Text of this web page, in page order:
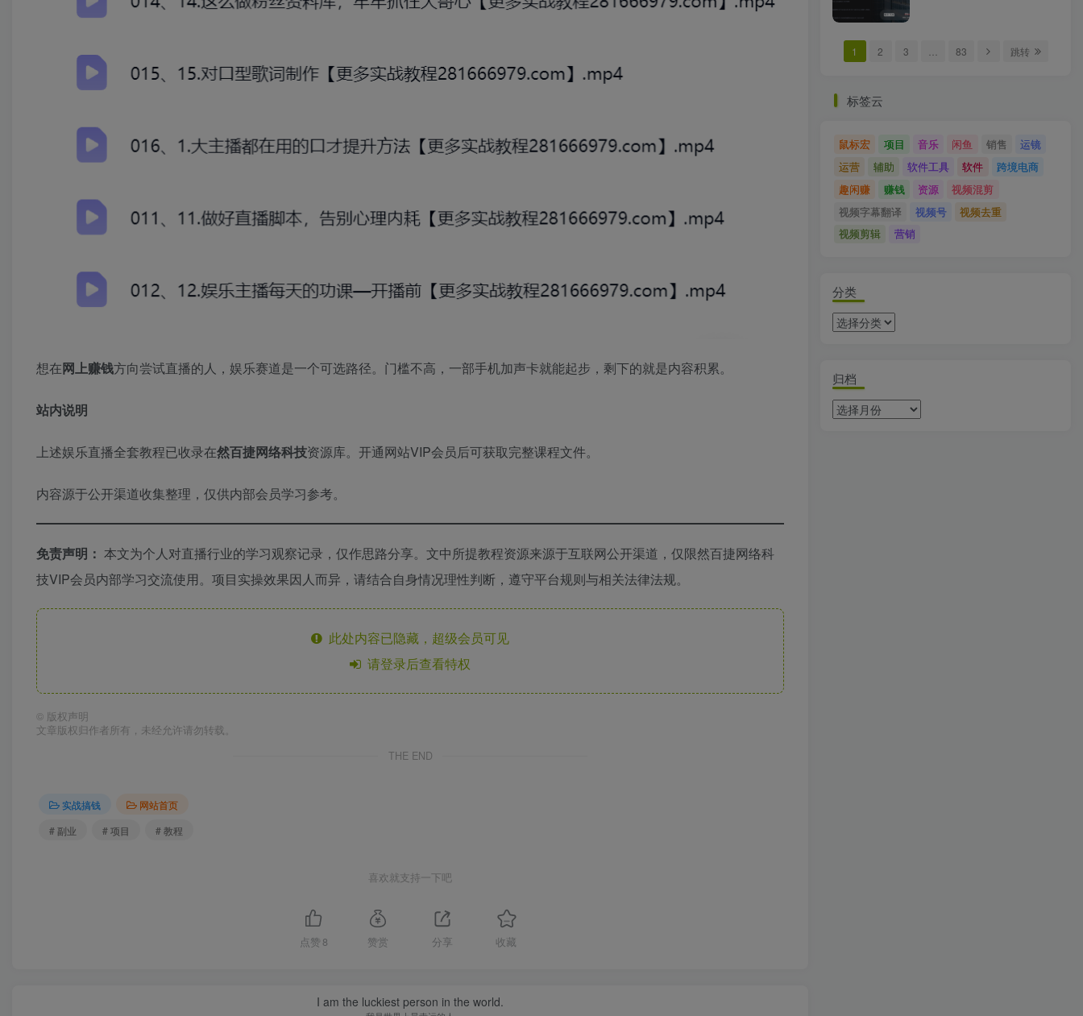
想在网上赚钱方向尝试直播的人，娱乐赛道是一个可选路径。门槛不高，一部手机加声卡就能起步，剩下的就是内容积累。
站内说明
上述娱乐直播全套教程已收录在然百捷网络科技资源库。开通网站VIP会员后可获取完整课程文件。
内容源于公开渠道收集整理，仅供内部会员学习参考。
免责声明： 本文为个人对直播行业的学习观察记录，仅作思路分享。文中所提教程资源来源于互联网公开渠道，仅限然百捷网络科
技VIP会员内部学习交流使用。项目实操效果因人而异，请结合自身情况理性判断，遵守平台规则与相关法律法规。
此处内容已隐藏，超级会员可见
请登录后查看特权
© 版权声明
文章版权归作者所有，未经允许请勿转载。
THE END
实战搞钱
网站首页
# 副业
# 项目 # 教程
喜欢就支持一下吧
点赞 8 赞赏 分享 收藏
I am the luckiest person in the world.
1 2 3 83 跳转
标签云
鼠标宏 项目 音乐 闲鱼 销售
运镜
运营
辅助 软件工具 软件
跨境电商
趣闲赚
赚钱 资源
视频混剪
视频字幕翻译
视频号
视频去重
视频剪辑
营销
分类
归档